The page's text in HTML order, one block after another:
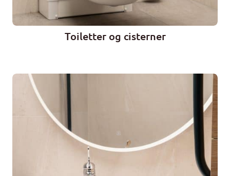
Toiletter og cisterner